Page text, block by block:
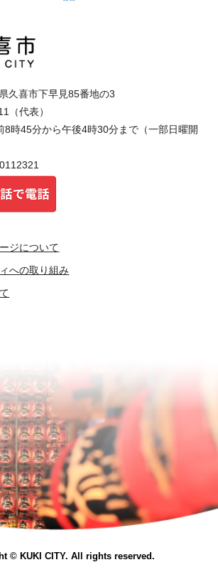
久喜市下早見85番地の3
（代表）
8時45分から午後4時30分まで（一部日曜開
ジについて
への取り組み
© KUKI CITY. All rights reserved.